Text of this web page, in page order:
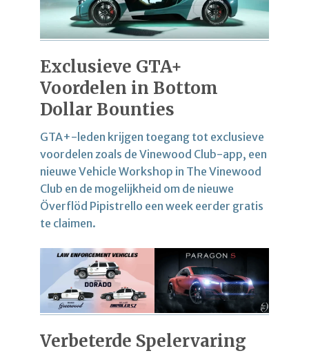
Exclusieve GTA+
Voordelen in Bottom
Dollar Bounties
GTA+-leden krijgen toegang tot exclusieve
voordelen zoals de Vinewood Club-app, een
nieuwe Vehicle Workshop in The Vinewood
Club en de mogelijkheid om de nieuwe
Överflöd Pipistrello een week eerder gratis
te claimen.
Verbeterde Spelervaring